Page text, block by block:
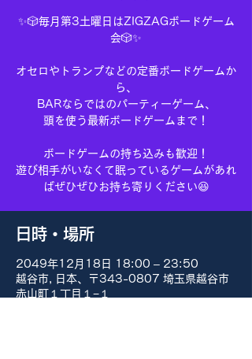
✨🎲毎月第3土曜日はZIGZAGボードゲーム
会🎲✨
オセロやトランプなどの定番ボードゲームか
ら、
BARならではのパーティーゲーム、
頭を使う最新ボードゲームまで！
ボードゲームの持ち込みも歓迎！
遊び相手がいなくて眠っているゲームがあれ
ばぜひぜひお持ち寄りください😆
日時・場所
2049年12月18日 18:00 – 23:50
越谷市, 日本、〒343-0807 埼玉県越谷市
赤山町１丁目１−１